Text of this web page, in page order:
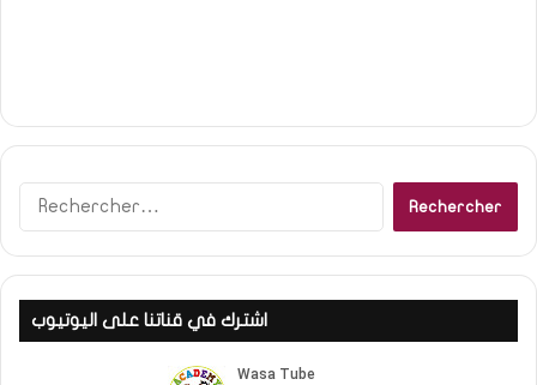
c
اشترك في قناتنا على اليوتيوب